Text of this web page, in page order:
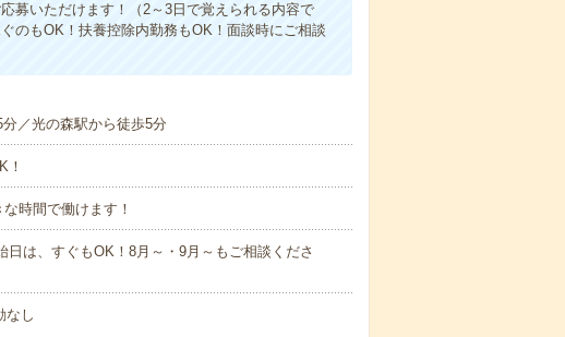
募いただけます！（2～3日で覚えられる内容で
のもOK！扶養控除内勤務もOK！面談時にご相談
／光の森駅から徒歩5分
時間で働けます！
日は、すぐもOK！8月～・9月～もご相談くださ
なし